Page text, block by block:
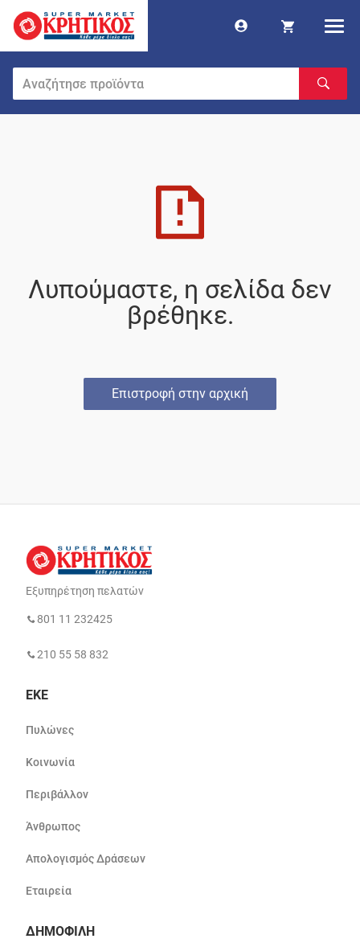
Λυπούμαστε, η σελίδα δεν
βρέθηκε.
Επιστροφή στην αρχική
Εξυπηρέτηση πελατών
801 11 232425
210 55 58 832
ΕΚΕ
Πυλώνες
Κοινωνία
Περιβάλλον
Άνθρωπος
Απολογισμός Δράσεων
Εταιρεία
ΔΗΜΟΦΙΛΗ